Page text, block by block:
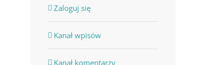
Zaloguj się
Kanał wpisów
Kanał komentarzy